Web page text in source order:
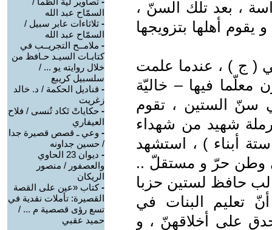
، بعد تلك السنّ ،
أهلها بتزويجها
( ج ) ، عندما علمت
معلّما فيها – خاليّة
سنّ الستين ، تقوم
شهيد من شهداء
أبناء ) ، استشهد
وطن حرّ و مستقلّ ..
حافظ لستين حزبا
تعليم البنات في
على أخلاقهنّ ، و
السمّاح عبد الله
- ثلاثاءات عابر سبيل /
السمّاح عبد الله
- ملامــح التجريــب في
كتابـات السيـد حـافظ من
خلال روايته يو ... /
سلسبيل كريبع
- قناديل الحكمة / د. خالد
زغريت
- حكاياتْ تَكاد تُنسى / فلاح
العيفاري
- وعي ـ قصص قصيرة جدا
/ حسين جداونه
-
ديوان 23 الحاوي
والعصفور / منصور
الريكان
-كتاب «عين على القصة
القصيرة: تأملات نقدية في
تسع رؤى قصصية م ... /
حميد عقبي